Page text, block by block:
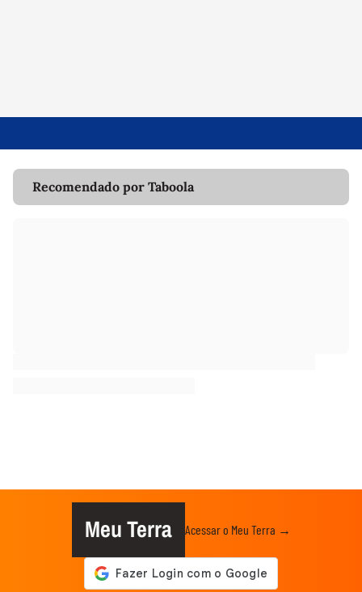
Recomendado por Taboola
Meu Terra Acessar o Meu Terra →